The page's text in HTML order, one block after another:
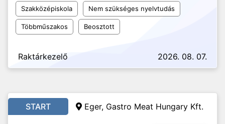
Szakközépiskola Nem szükséges nyelvtudás
Többműszakos Beosztott
Raktárkezelő 2026. 08. 07.
START Eger, Gastro Meat Hungary Kft.